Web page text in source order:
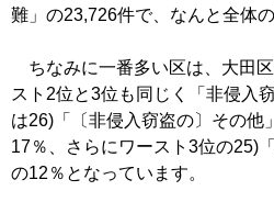
難」の23,726件で、なんと全体
ちなみに一番多い区は、大田
スト2位と3位も同じく「非侵入
は26)「〔非侵入窃盗の〕その他
17％、さらにワースト3位の25)
の12％となっています。